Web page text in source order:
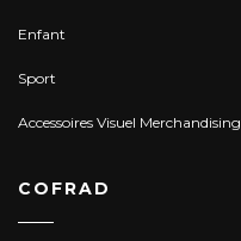
Enfant
Sport
Accessoires Visuel Merchandising
COFRAD